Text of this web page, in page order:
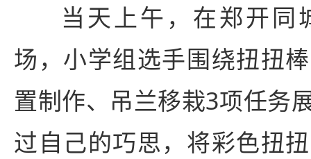
当天上午，在郑开同
场，小学组选手围绕扭扭
置制作、吊兰移栽3项任务
过自己的巧思，将彩色扭